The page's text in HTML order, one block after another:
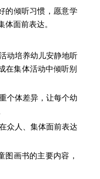
倾听习惯，愿意学
体面前表达。
培养幼儿安静地听
在集体活动中倾听别
体差异，让每个幼
人、集体面前表达
画书的主要内容，